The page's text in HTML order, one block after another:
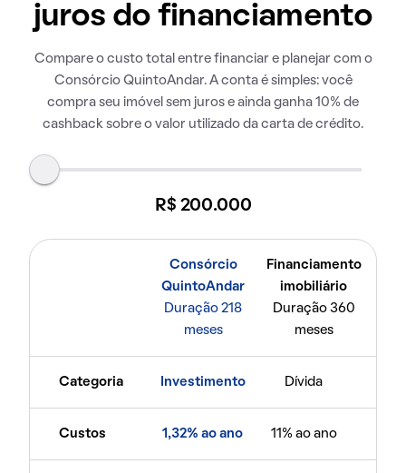
juros do financiamento
Compare o custo total entre financiar e planejar com o
Consórcio QuintoAndar. A conta é simples: você
compra seu imóvel sem juros e ainda ganha 10% de
cashback sobre o valor utilizado da carta de crédito.
R$ 200.000
Consórcio
QuintoAndar
Duração 218
meses
Financiamento
imobiliário
Duração 360
meses
Categoria Investimento Dívida
Custos 1,32% ao ano 11% ao ano